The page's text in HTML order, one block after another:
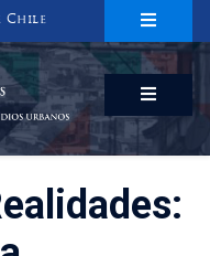
Chile
URBANOS
Y ESTUDIOS URBANOS